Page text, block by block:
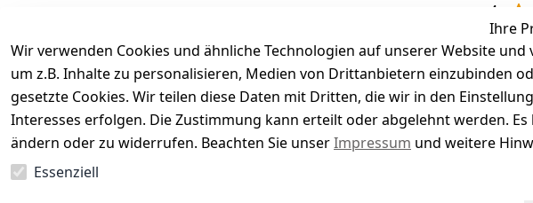
4
3
2
1
Es hat noch niemand eine Bewertung für diesen Artikel abgegeben
Ihre
Wir verwenden Cookies und ähnliche Technologien auf unserer Website
um z.B. Inhalte zu personalisieren, Medien von Drittanbietern einzubinden
gesetzte Cookies. Wir teilen diese Daten mit Dritten, die wir in den
Interesses erfolgen. Die Zustimmung kann erteilt oder abgelehnt werden.
ändern oder zu widerrufen. Beachten Sie unserImpressum und weitere
Essenziell